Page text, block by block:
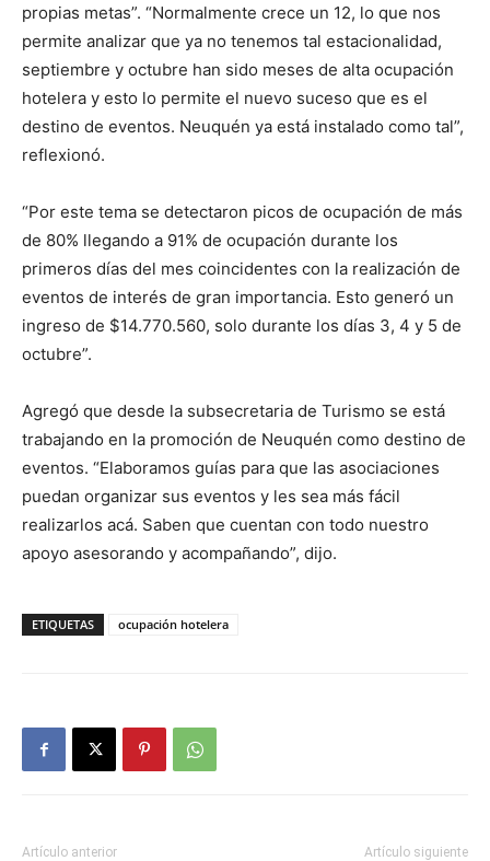
propias metas”. “Normalmente crece un 12, lo que nos
permite analizar que ya no tenemos tal estacionalidad,
septiembre y octubre han sido meses de alta ocupación
hotelera y esto lo permite el nuevo suceso que es el
destino de eventos. Neuquén ya está instalado como tal”,
reflexionó.
“Por este tema se detectaron picos de ocupación de más
de 80% llegando a 91% de ocupación durante los
primeros días del mes coincidentes con la realización de
eventos de interés de gran importancia. Esto generó un
ingreso de $14.770.560, solo durante los días 3, 4 y 5 de
octubre”.
Agregó que desde la subsecretaria de Turismo se está
trabajando en la promoción de Neuquén como destino de
eventos. “Elaboramos guías para que las asociaciones
puedan organizar sus eventos y les sea más fácil
realizarlos acá. Saben que cuentan con todo nuestro
apoyo asesorando y acompañando”, dijo.
ETIQUETAS ocupación hotelera
Artículo anterior Artículo siguiente